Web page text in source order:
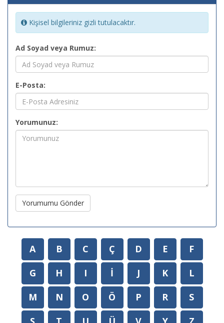
Kişisel bilgileriniz gizli tutulacaktır.
Ad Soyad veya Rumuz:
E-Posta:
Yorumunuz:
Yorumumu Gönder
A B C Ç D E
F
G
H I İ J K
L
M
N O Ö P R
S